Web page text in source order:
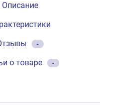
Описание
-
о товаре -